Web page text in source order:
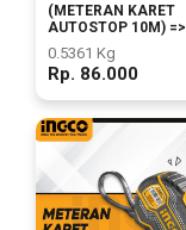
(METERAN KARET
AUTOSTOP 10M) =>
0.5361 Kg
Rp. 86.000
Sparepart